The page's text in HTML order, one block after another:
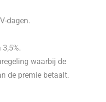
dagen.
waarbij de
de premie betaalt.